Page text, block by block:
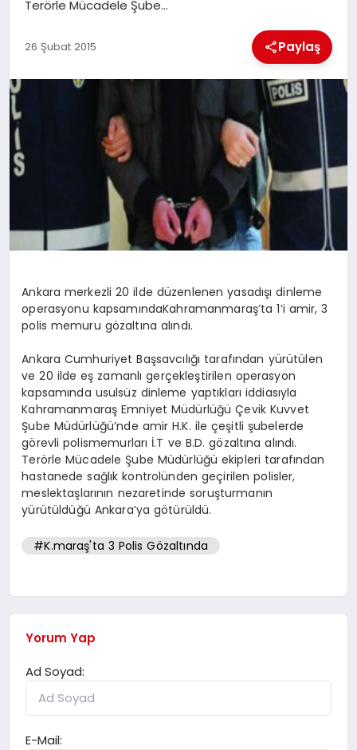
DÜNYA
İLETIŞIM
YAZARLAR
KÜNYE
Terörle Mücadele Şube…
26 Şubat 2015 Paylaş
Ankara merkezli 20 ilde düzenlenen yasadışı dinleme
operasyonu kapsamındaKahramanmaraş’ta 1’i amir, 3
polis memuru gözaltına alındı.
Ankara Cumhuriyet Başsavcılığı tarafından yürütülen
ve 20 ilde eş zamanlı gerçekleştirilen operasyon
kapsamında usulsüz dinleme yaptıkları iddiasıyla
Kahramanmaraş Emniyet Müdürlüğü Çevik Kuvvet
Şube Müdürlüğü’nde amir H.K. ile çeşitli şubelerde
görevli polismemurları İ.T ve B.D. gözaltına alındı.
Terörle Mücadele Şube Müdürlüğü ekipleri tarafından
hastanede sağlık kontrolünden geçirilen polisler,
meslektaşlarının nezaretinde soruşturmanın
yürütüldüğü Ankara’ya götürüldü.
#K.maraş'ta 3 Polis Gözaltında
Yorum Yap
Ad Soyad:
E-Mail: